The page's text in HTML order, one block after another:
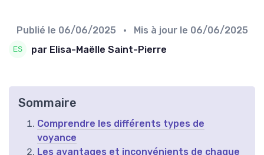
Publié le 06/06/2025 • Mis à jour le 06/06/2025
par Elisa-Maëlle Saint-Pierre
Sommaire
Comprendre les différents types de
voyance
Les avantages et inconvénients de chaque